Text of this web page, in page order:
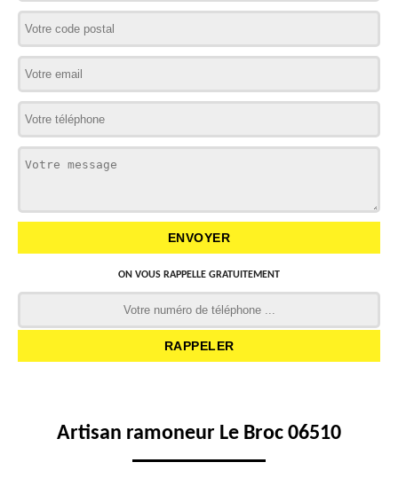
ON VOUS RAPPELLE GRATUITEMENT
Artisan ramoneur Le Broc 06510